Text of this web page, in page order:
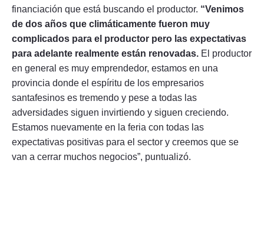
financiación que está buscando el productor. “Venimos
de dos años que climáticamente fueron muy
complicados para el productor pero las expectativas
para adelante realmente están renovadas. El productor
en general es muy emprendedor, estamos en una
provincia donde el espíritu de los empresarios
santafesinos es tremendo y pese a todas las
adversidades siguen invirtiendo y siguen creciendo.
Estamos nuevamente en la feria con todas las
expectativas positivas para el sector y creemos que se
van a cerrar muchos negocios”, puntualizó.